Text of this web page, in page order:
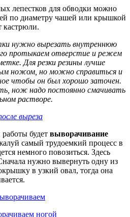
лепестков для обводки можно
по диаметру чашей или крышкой
кастрюли.
нужно вырезать внутреннюю
протыкаем отверстие и режем
Для резки резины лучше
ножом, но можно справиться и
чтобы он был хорошо заточен.
нож надо постоянно смачивать
растворе.
будет выворачивание
самый трудоемкий процесс в
немного повозиться. Здесь
нужно вывернуть одну из
в узкий овал, тогда она